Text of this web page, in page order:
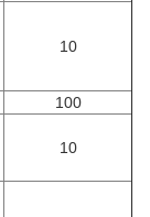
10
100
10